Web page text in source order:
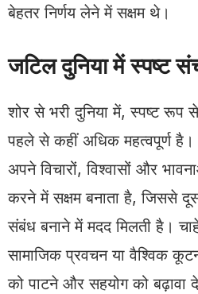
बेहतर निर्णय लेने में सक्षम थे।
जटिल दुनिया में स्पष्ट
शोर से भरी दुनिया में, स्पष्ट रूप
पहले से कहीं अधिक महत्वपूर्ण है।
अपने विचारों, विश्वासों और
करने में सक्षम बनाता है, जिससे
संबंध बनाने में मदद मिलती है।
सामाजिक प्रवचन या वैश्विक
को पाटने और सहयोग को बढ़ावा